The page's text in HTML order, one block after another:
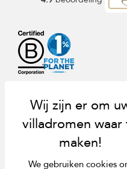
Copyright © 2026 St Barts
We gebruiken cookies